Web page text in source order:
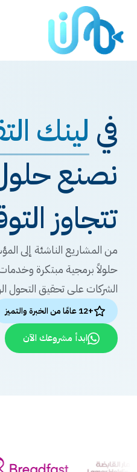
في لينك
نصنع
تتجاوز
من المشاريع الناشئة إلى
حلولاً برمجية مبتكرة وخدمات
الشركات على تحقيق التحول
+12 عامًا من الخبرة والتميز
ابدأ مشروعك الآن